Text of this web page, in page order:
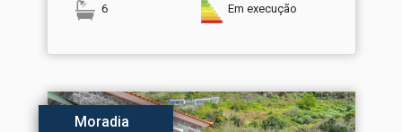
6 Em execução
Moradia